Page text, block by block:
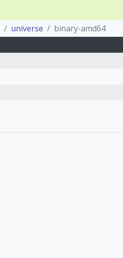
universe
binary-amd64